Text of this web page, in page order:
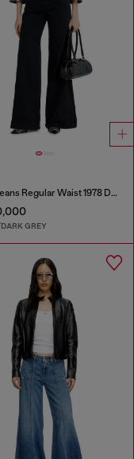
Flare Jeans Regular Waist 1978 D-Akemi
GREY